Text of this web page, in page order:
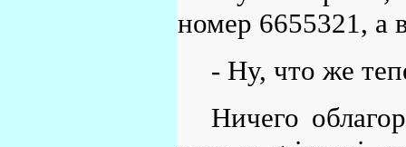
номер 6655321, а
- Ну, что же
Ничего